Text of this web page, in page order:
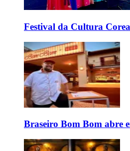
Festival da Cultura
Braseiro Bom Bom abre